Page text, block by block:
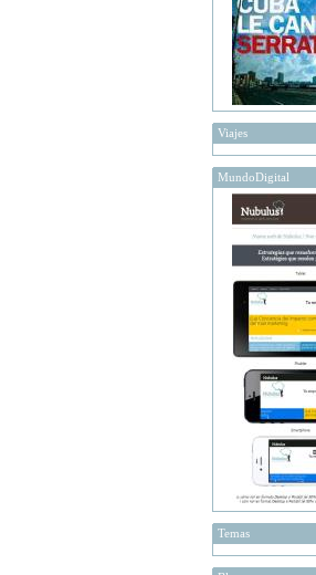
Viajes
MundoDigital
Temas